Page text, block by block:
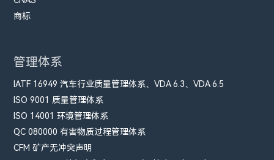
商标
管理体系
IATF 16949 汽车行业质量管理体系、VDA 6.3、VDA 6.5
ISO 9001 质量管理体系
ISO 14001 环境管理体系
QC 080000 有害物质过程管理体系
CFM​ 矿产无冲突声明